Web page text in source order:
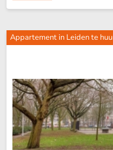
Appartement in Leiden te